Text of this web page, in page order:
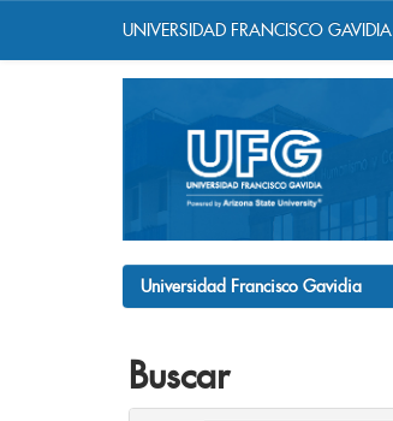
UNIVERSIDAD FRANCISCO GAVIDIA
Universidad Francisco Gavidia
Buscar